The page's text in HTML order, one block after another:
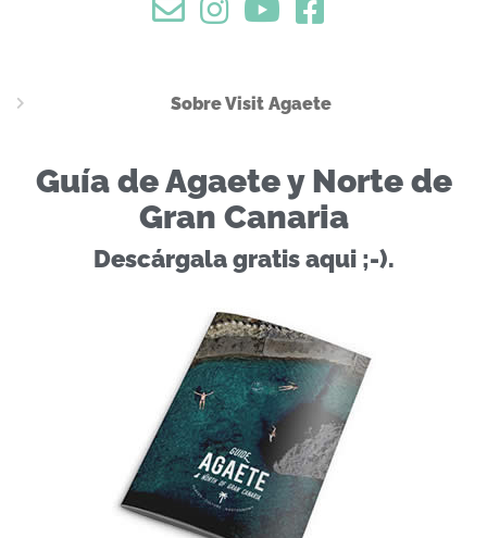
Sobre Visit Agaete
Guía de Agaete y Norte de
Gran Canaria
Descárgala gratis aqui ;-).